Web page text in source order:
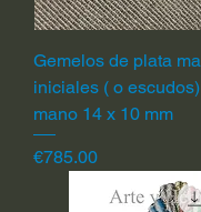
Gemelos de plata
iniciales ( o
mano 14 x 10 mm
Price
€785.00